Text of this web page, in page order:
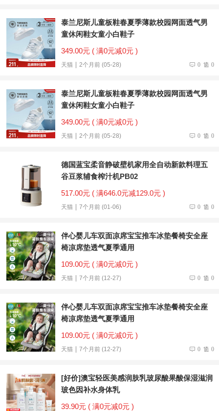
泰兰尼斯儿童板鞋春夏季薄款校园网面透气男
童休闲鞋女童小白鞋子
349.00元 ( 满0元减0元 )
天猫 2个月前 (05-28) 0 0
泰兰尼斯儿童板鞋春夏季薄款校园网面透气男
童休闲鞋女童小白鞋子
349.00元 ( 满0元减0元 )
天猫 2个月前 (05-28) 0 0
德国蓝宝柔音静破壁机家用全自动新款料理五
谷豆浆辅食榨汁机PB02
517.00元 ( 满646.0元减129.0元 )
天猫 7个月前 (01-06) 0 0
伴心婴儿车双面凉席宝宝推车冰垫餐椅安全座
椅凉席垫透气夏季通用
109.00元 ( 满0元减0元 )
天猫 7个月前 (12-27) 0 0
伴心婴儿车双面凉席宝宝推车冰垫餐椅安全座
椅凉席垫透气夏季通用
109.00元 ( 满0元减0元 )
天猫 7个月前 (12-27) 0 0
[好价]澳宝轻医美感润肤乳玻尿酸果酸保湿滋润
玻色因补水身体乳
39.90元 ( 满0元减0元 )